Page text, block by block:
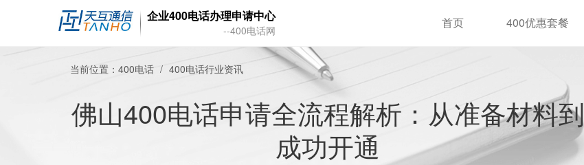
企业400电话办理申请中心
--400电话网 首页 400优惠套餐
当前位置： 400电话 400电话行业资讯
佛山400电话申请全流程解析：从准备材料到
成功开通